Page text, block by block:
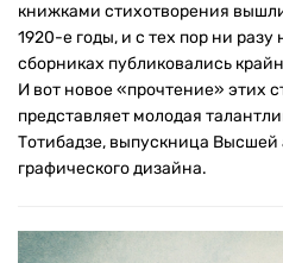
книжками стихотворения
1920-е годы, и с тех пор ни
сборниках публиковались
И вот новое «прочтение» этих
представляет молодая
Тотибадзе, выпускница
графического дизайна.